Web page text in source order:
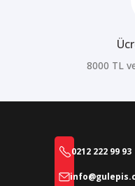
8000 TL
0212 222 99 93